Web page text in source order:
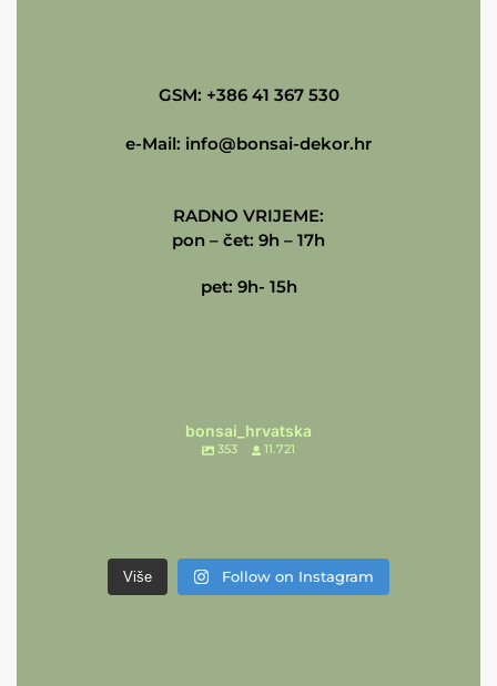
GSM: +386 41 367 530
e-Mail: info@bonsai-dekor.hr
RADNO VRIJEME:
pon – čet: 9h – 17h
pet: 9h- 15h
bonsai_hrvatska
353 11.721
Više Follow on Instagram